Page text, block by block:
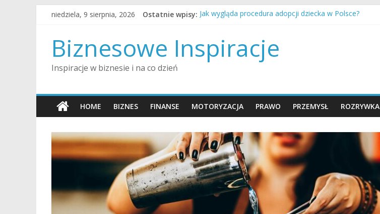
Skipniedziela, 9 sierpnia, 2026 Ostatnie wpisy: Jak wygląda procedura adopcji dziecka w Polsce?
Jak rozmawiać z nastolatkiem o trudnych tematach?
Jak przygotować dom na przyjście nowego dziecka?
Biznesowe Inspiracje
Inspiracje w biznesie i na co dzień
HOME BIZNES FINANSE MOTORYZACJA PRAWO PRZEMYSŁ ROZRYWKA